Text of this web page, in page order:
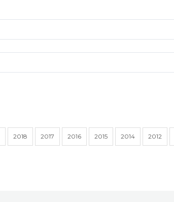
2018 2017 2016 2015 2014 2012